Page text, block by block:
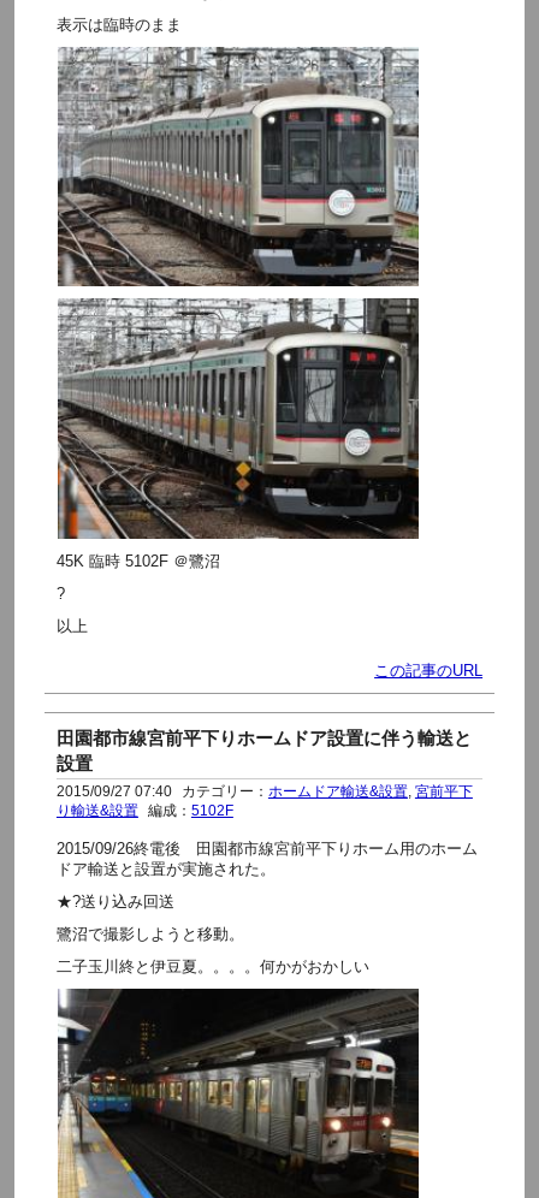
表示は臨時のまま
45K 臨時 5102F ＠鷺沼
?
以上
この記事のURL
田園都市線宮前平下りホームドア設置に伴う輸送と
設置
2015/09/27 07:40 カテゴリー： ホームドア輸送&設置, 宮前平下
り輸送&設置
編成： 5102F
2015/09/26終電後 田園都市線宮前平下りホーム用のホーム
ドア輸送と設置が実施された。
★?送り込み回送
鷺沼で撮影しようと移動。
二子玉川終と伊豆夏。。。。何かがおかしい